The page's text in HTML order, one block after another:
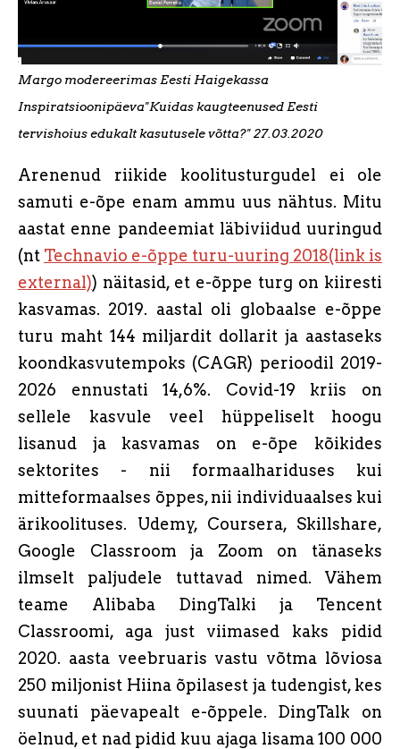
Margo modereerimas Eesti Haigekassa
Inspiratsioonipäeva"Kuidas kaugteenused Eesti
tervishoius edukalt kasutusele võtta?" 27.03.2020
Arenenud riikide koolitusturgudel ei ole
samuti e-õpe enam ammu uus nähtus. Mitu
aastat enne pandeemiat läbiviidud uuringud
(nt Technavio e-õppe turu-uuring 2018(link is
external)) näitasid, et e-õppe turg on kiiresti
kasvamas. 2019. aastal oli globaalse e-õppe
turu maht 144 miljardit dollarit ja aastaseks
koondkasvutempoks (CAGR) perioodil 2019-
2026 ennustati 14,6%. Covid-19 kriis on
sellele kasvule veel hüppeliselt hoogu
lisanud ja kasvamas on e-õpe kõikides
sektorites - nii formaalhariduses kui
mitteformaalses õppes, nii individuaalses kui
ärikoolituses. Udemy, Coursera, Skillshare,
Google Classroom ja Zoom on tänaseks
ilmselt paljudele tuttavad nimed. Vähem
teame Alibaba DingTalki ja Tencent
Classroomi, aga just viimased kaks pidid
2020. aasta veebruaris vastu võtma lõviosa
250 miljonist Hiina õpilasest ja tudengist, kes
suunati päevapealt e-õppele. DingTalk on
öelnud, et nad pidid kuu ajaga lisama 100 000